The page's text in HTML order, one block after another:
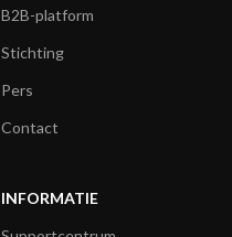
B2B-platform
Stichting
Pers
Contact
INFORMATIE